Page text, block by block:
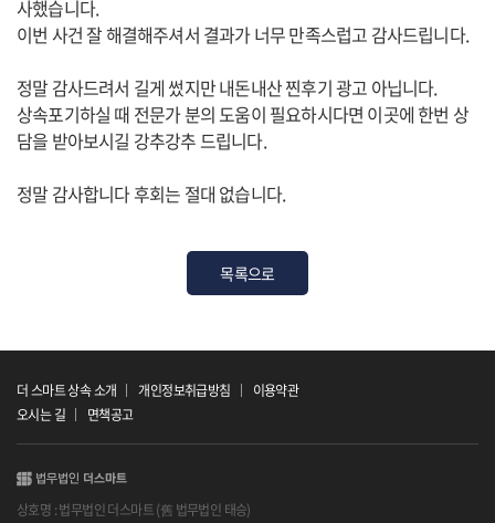
사했습니다.
이번 사건 잘 해결해주셔서 결과가 너무 만족스럽고 감사드립니다.
정말 감사드려서 길게 썼지만 내돈내산 찐후기 광고 아닙니다.
상속포기하실 때 전문가 분의 도움이 필요하시다면 이곳에 한번 상
담을 받아보시길 강추강추 드립니다.
정말 감사합니다 후회는 절대 없습니다.
목록으로
더 스마트 상속 소개 개인정보취급방침
이용약관
오시는 길
면책공고
상호명 : 법무법인 더스마트 (舊 법무법인 태승)